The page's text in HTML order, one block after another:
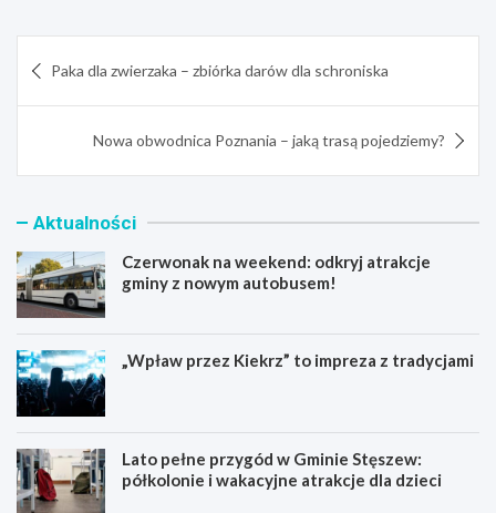
wpisu
Paka dla zwierzaka – zbiórka darów dla schroniska
Nowa obwodnica Poznania – jaką trasą pojedziemy?
Aktualności
Czerwonak na weekend: odkryj atrakcje
gminy z nowym autobusem!
„Wpław przez Kiekrz” to impreza z tradycjami
Lato pełne przygód w Gminie Stęszew:
półkolonie i wakacyjne atrakcje dla dzieci